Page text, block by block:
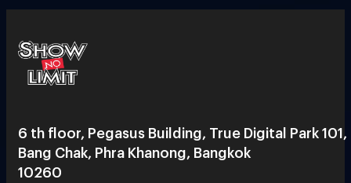
6 th floor, Pegasus Building, True Digital Park 101,
Bang Chak, Phra Khanong, Bangkok
10260